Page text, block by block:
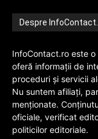
Despre
InfoContact.ro este
oferă informații de
proceduri și servicii
Nu suntem afiliați,
menționate.
oficiale, verificat
politicilor editoriale.